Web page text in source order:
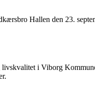
Hallen den 23.
i Viborg